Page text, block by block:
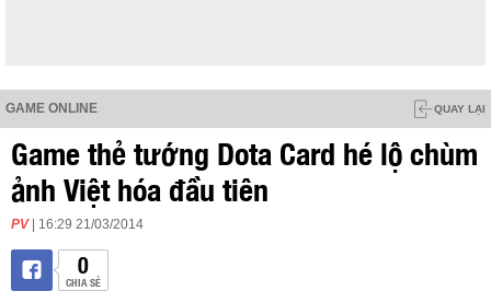
GAME ONLINE QUAY LẠI
Game thẻ tướng Dota Card hé lộ chùm
ảnh Việt hóa đầu tiên
PV | 16:29 21/03/2014
0
CHIA SẺ